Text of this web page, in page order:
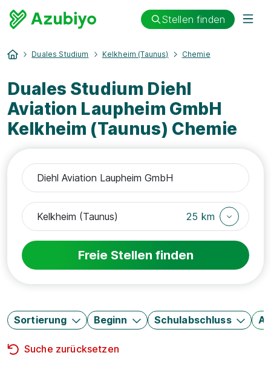
Stellen finden
Duales Studium Kelkheim (Taunus) Chemie
Duales Studium Diehl
Aviation Laupheim GmbH
Kelkheim (Taunus) Chemie
25 km
Freie Stellen finden
Sortierung Beginn Schulabschluss
Suche zurücksetzen